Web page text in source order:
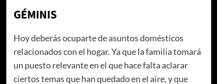
GÉMINIS
Hoy deberás ocuparte de asuntos domésticos
relacionados con el hogar. Ya que la familia tomará
un puesto relevante en el que hace falta aclarar
ciertos temas que han quedado en el aire, y que